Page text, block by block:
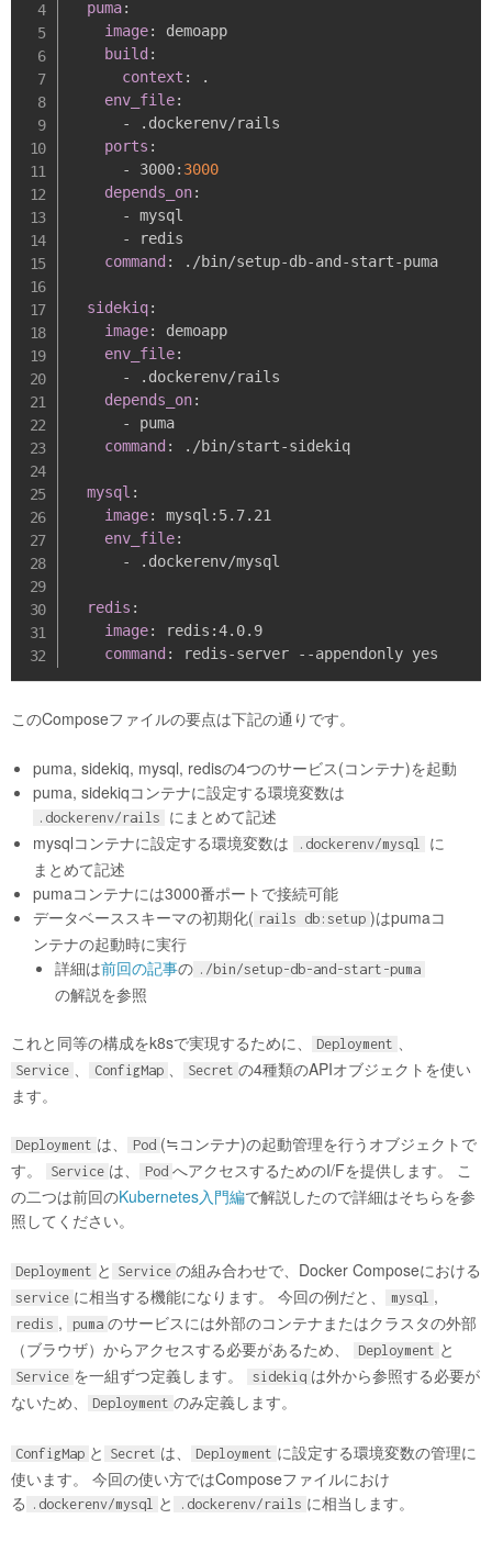
puma:
image:
demoapp
build :
context :
.
env_file:
-
.dockerenv/rails
ports :
-
3000: 3000
depends_on:
-
mysql
-
redis
command : ./bin/setup-db-and -start-puma
sidekiq:
image:
demoapp
env_file:
-
.dockerenv/rails
depends_on:
-
puma
command : ./bin/start-sidekiq
mysql :
image: mysql : 5.7.21
env_file:
-
.dockerenv/mysql
redis :
image: redis :4.0.9
command : redis-server - -
このComposeファイルの要点は下記の通りです。
puma, sidekiq, mysql, redisの4つのサービス(コンテナ)を起動
puma, sidekiqコンテナに設定する環境変数は
.dockerenv/rails
にまとめて記述
mysqlコンテナに設定する環境変数は
.dockerenv/mysql
に
まとめて記述
pumaコンテナには3000番ポートで接続可能
データベーススキーマの初期化( rails db:setup )はpumaコ
ンテナの起動時に実行
詳細は前回の記事の ./bin/setup-db-and-start-puma
の解説を参照
これと同等の構成をk8sで実現するために、 Deployment 、
Service 、 ConfigMap 、 Secret の4種類のAPIオブジェクトを使い
ます。
Deployment は、 Pod (≒コンテナ)の起動管理を行うオブジェクトで
す。
Service は、 Pod へアクセスするためのI/Fを提供します。 こ
の二つは前回のKubernetes入門編で解説したので詳細はそちらを参
照してください。
Deployment と Service の組み合わせで、Docker Composeにおける
service に相当する機能になります。 今回の例だと、 mysql ,
redis , puma のサービスには外部のコンテナまたはクラスタの外部
（ブラウザ）からアクセスする必要があるため、
Deployment と
Service を一組ずつ定義します。 sidekiq は外から参照する必要が
ないため、
Deployment のみ定義します。
ConfigMap と Secret は、 Deployment に設定する環境変数の管理に
使います。 今回の使い方ではComposeファイルにおけ
る .dockerenv/mysql と .dockerenv/rails に相当します。